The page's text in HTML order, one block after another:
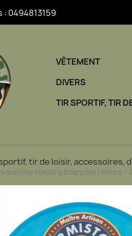
: 0494813159
VÊTEMENT
DIVERS
TIR SPORTIF, TIR
tir de loisir, accessoires,
neutre blanche Helios -